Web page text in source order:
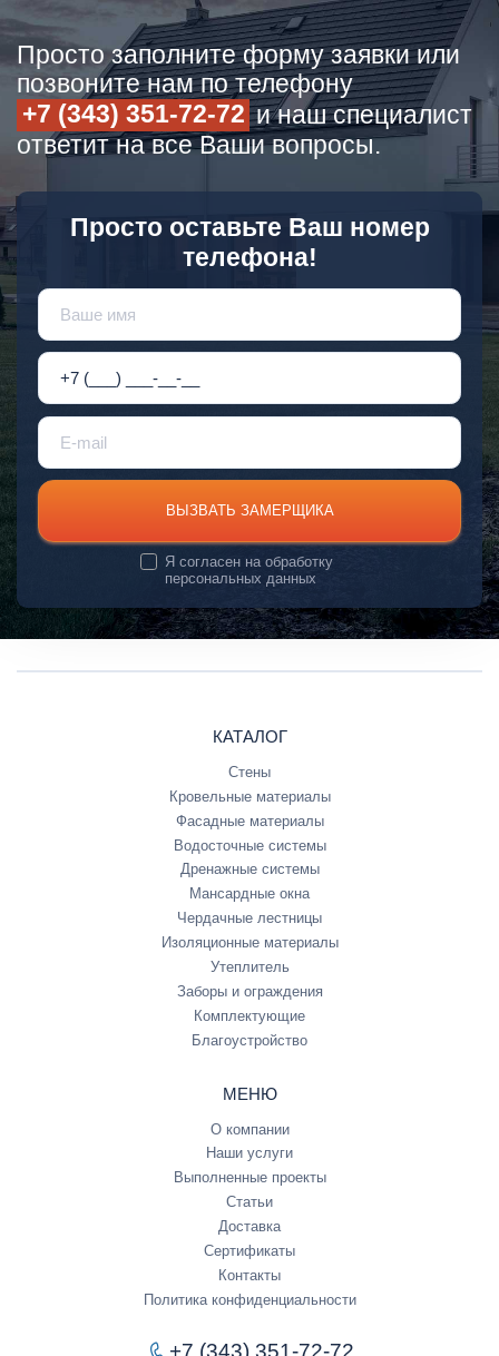
Просто заполните форму заявки или
позвоните нам по телефону
+7 (343) 351-72-72 и наш специалист
ответит на все Ваши вопросы.
Просто оставьте Ваш номер
телефона!
ВЫЗВАТЬ ЗАМЕРЩИКА
Я согласен наобработку
персональных данных
КАТАЛОГ
Стены
Кровельные материалы
Фасадные материалы
Водосточные системы
Дренажные системы
Мансардные окна
Чердачные лестницы
Изоляционные материалы
Утеплитель
Заборы и ограждения
Комплектующие
Благоустройство
МЕНЮ
О компании
Наши услуги
Выполненные проекты
Статьи
Доставка
Сертификаты
Контакты
Политика конфиденциальности
+7 (343) 351-72-72